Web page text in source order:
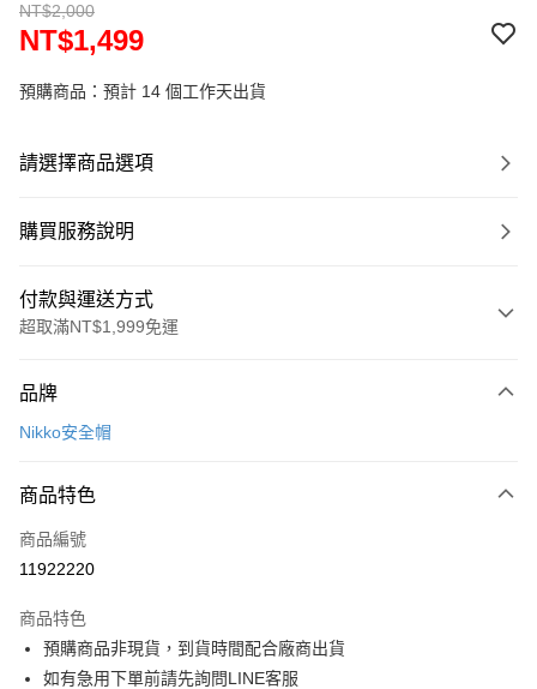
NT$2,000
NT$1,499
預購商品：預計 14 個工作天出貨
請選擇商品選項
購買服務說明
付款與運送方式
超取滿NT$1,999免運
信用卡一次付款
3 期 0 利率 每期
合作金庫商業銀行
上海商業儲蓄銀行
臺灣中小企業銀行
匯豐（台灣）商業銀行
華泰商業銀行
聯邦商業銀行
遠東國際商業銀行
超商取貨付款
LINE Pay
Apple Pay
街口支付
品牌
Nikko安全帽
商品特色
商品編號
11922220
商品特色
預購商品非現貨，到貨時間配合廠商出貨
如有急用下單前請先詢問LINE客服